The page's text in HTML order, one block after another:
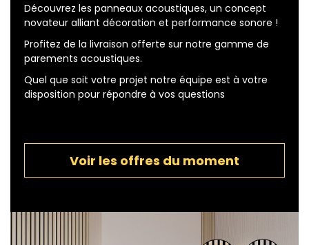
Découvrez les panneaux acoustiques, un concept
novateur alliant décoration et performance sonore !
Profitez de la livraison offerte sur notre gamme de
parements acoustiques.
Quel que soit votre projet notre équipe est à votre
disposition pour répondre à vos questions
Voir les offres du moment